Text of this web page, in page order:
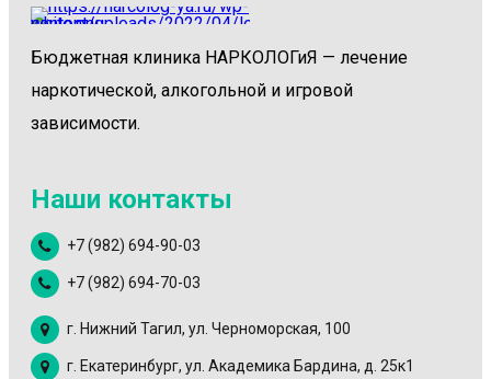
Бюджетная клиника НАРКОЛОГиЯ — лечение
наркотической, алкогольной и игровой
зависимости.
Наши контакты
+7 (982) 694-90-03
+7 (982) 694-70-03
г. Нижний Тагил, ул. Черноморская, 100
г. Екатеринбург, ул. Академика Бардина, д. 25к1